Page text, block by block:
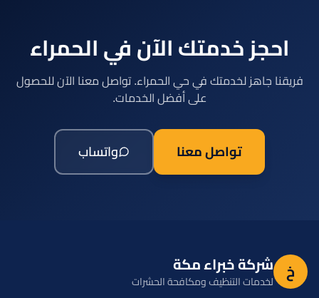
احجز خدمتك الآن في الحمراء
فريقنا جاهز لخدمتك في حي الحمراء. تواصل معنا الآن للحصول
على أفضل الخدمات.
تواصل معنا واتساب
خ شركة خبراء مكة
لخدمات التنظيف ومكافحة الحشرات